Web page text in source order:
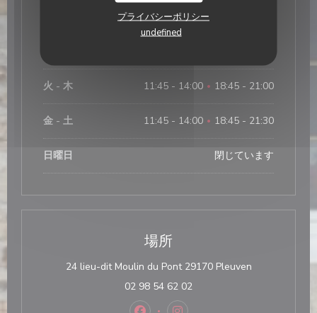
プライバシーポリシー
undefined
営業時間
火 - 木 11:45 - 14:00 • 18:45 - 21:00
金 - 土 11:45 - 14:00 • 18:45 - 21:30
日曜日 閉じています
場所
24 lieu-dit Moulin du Pont 29170 Pleuven((新しいウィ
02 98 54 62 02